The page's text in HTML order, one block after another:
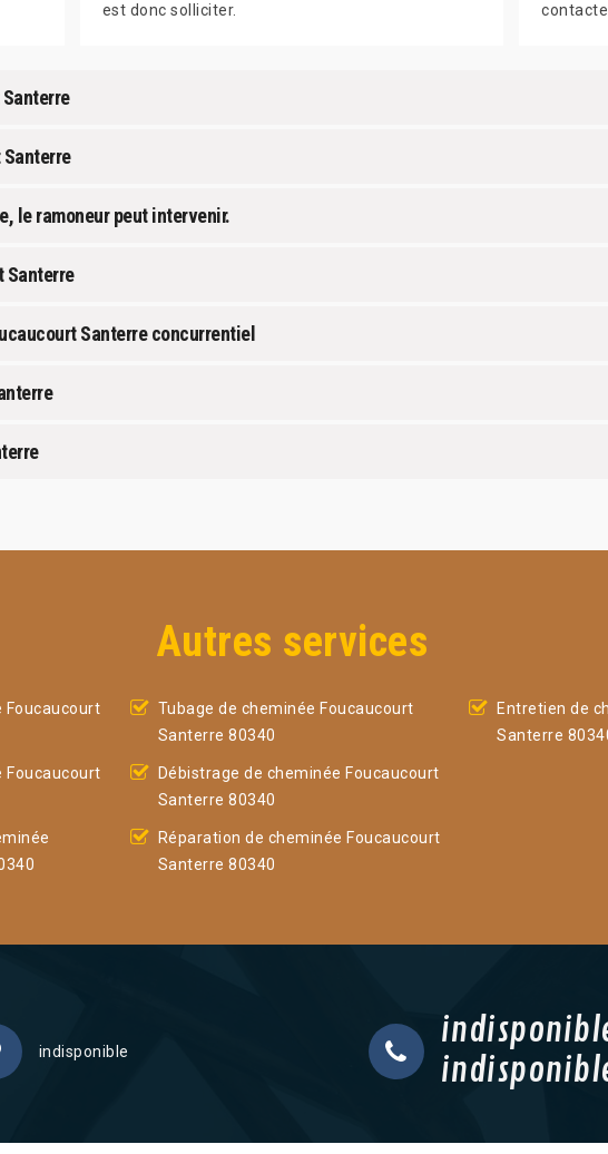
est donc solliciter.
Santerre
le ramoneur peut intervenir.
Santerre
Santerre concurrentiel
Autres services
Foucaucourt
Foucaucourt
Tubage de cheminée Foucaucourt
Santerre 80340
Débistrage de cheminée Foucaucourt
Santerre 80340
Réparation de cheminée Foucaucourt
Santerre 80340
Entretien de
Santerre
indisponible